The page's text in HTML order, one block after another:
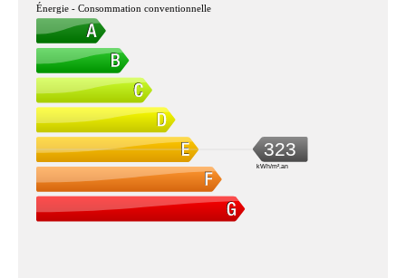
Énergie - Consommation conventionnelle
323
kWh/m².an